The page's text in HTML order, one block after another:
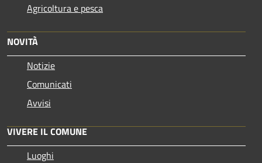
Agricoltura e pesca
NOVITÀ
Notizie
Comunicati
Avvisi
VIVERE IL COMUNE
Luoghi